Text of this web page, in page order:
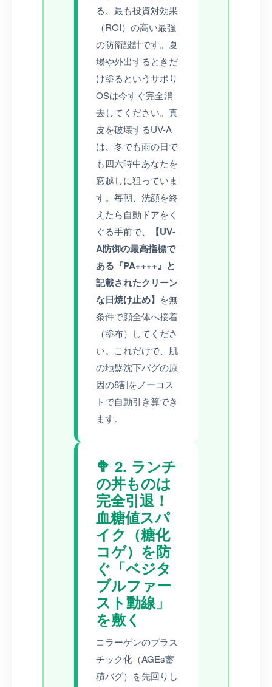
る、最も投資対効果
（ROI）の高い最強
の防衛設計です。夏
場や外出するときだ
け塗るというサボり
OSは今すぐ完全消
去してください。真
皮を破壊するUV-A
は、冬でも雨の日で
も四六時中あなたを
窓越しに狙っていま
す。毎朝、洗顔を終
えたら自動ドアをく
ぐる手前で、
【UV-
A防御の最高指標で
ある『PA++++』と
記載されたクリーン
な日焼け止め】 を無
条件で顔全体へ接着
（塗布）してくださ
い。これだけで、肌
の地盤沈下バグの原
因の8割をノーコス
トで自動引き算でき
ます。
🥦 2. ランチ
の丼ものは
完全引退！
血糖値スパ
イク（糖化
コゲ）を防
ぐ「ベジタ
ブルファー
スト動線」
を敷く
コラーゲンのプラス
チック化（AGEs蓄
積バグ）を先回りし